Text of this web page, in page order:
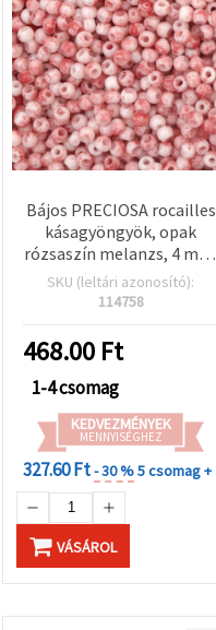
Bájos PRECIOSA rocailles
kásagyöngyök, opak
rózsaszín melanzs, 4 mm,
lyuk 1 mm – 10 g (±160 db)
– tökéletes nőies
romantikus DIY
alkotásokhoz
SKU (leltári azonosító):
114758
468.00 Ft
1-4 csomag
KEDVEZMÉNYEK
MENNYISÉGHEZ
327.60 Ft- 30 %5 csomag +
VÁSÁROL